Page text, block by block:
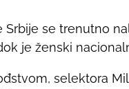
se trenutno
je ženski
selektora